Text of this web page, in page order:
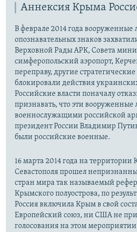
Аннексия Крыма
В феврале 2014 года вооруженные
опознавательных знаков
Верховной Рады АРК, Совета
симферопольский аэропорт,
переправу, другие
блокировали действия
Российские власти поначалу
признавать, что эти вооруженные
военнослужащими российской
президент России Владимир
были российские военные.
16 марта 2014 года на территории
Севастополя прошел
стран мира так называемый
Крымского полуострова, по
Россия включила Крым в свой
Европейский союз, ни США не
голосования на этом